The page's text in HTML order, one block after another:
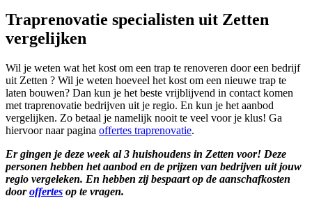
Traprenovatie specialisten uit Zetten
vergelijken
Wil je weten wat het kost om een trap te renoveren door een bedrijf
uit Zetten ? Wil je weten hoeveel het kost om een nieuwe trap te
laten bouwen? Dan kun je het beste vrijblijvend in contact komen
met traprenovatie bedrijven uit je regio. En kun je het aanbod
vergelijken. Zo betaal je namelijk nooit te veel voor je klus! Ga
hiervoor naar pagina offertes traprenovatie.
Er gingen je deze week al 3 huishoudens in Zetten voor! Deze
personen hebben het aanbod en de prijzen van bedrijven uit jouw
regio vergeleken. En hebben zij bespaart op de aanschafkosten
dooroffertes op te vragen.